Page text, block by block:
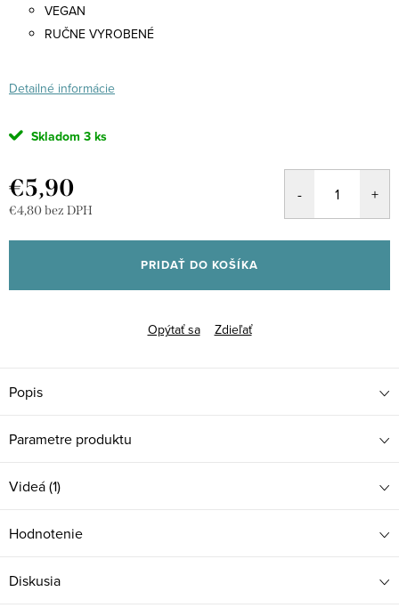
VEGAN
RUČNE VYROBENÉ
Detailné informácie
Skladom 3 ks
€5,90
€4,80 bez DPH
cena:
PRIDAŤ DO KOŠÍKA
Opýtať sa Zdieľať
Popis
Parametre produktu
Videá (1)
Hodnotenie
Diskusia